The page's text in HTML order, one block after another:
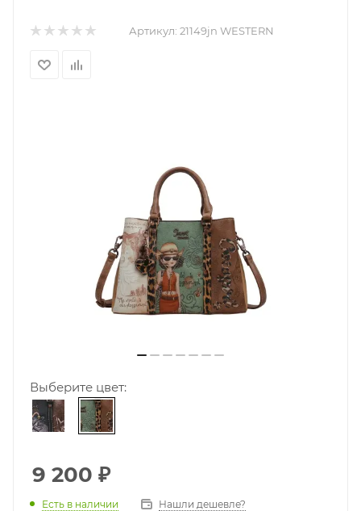
Артикул: 21149jn WESTERN
Выберите цвет:
9 200 ₽
Есть в наличии Нашли дешевле?